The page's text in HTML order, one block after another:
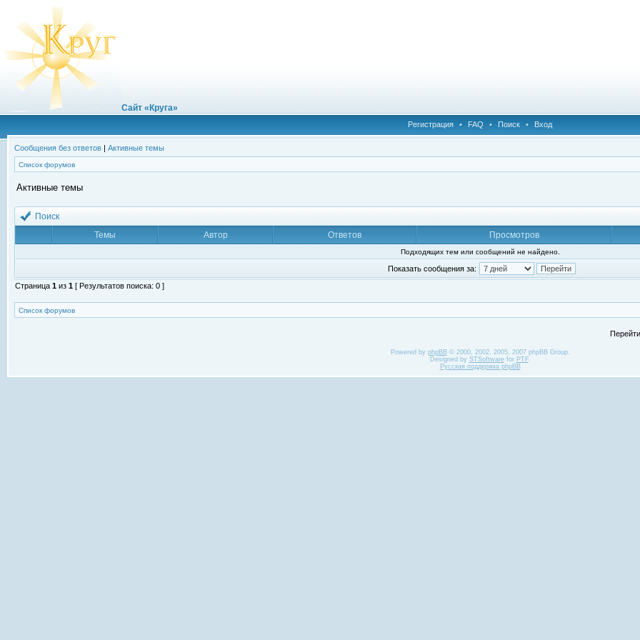
Сайт «Круга»
Регистрация • FAQ • Поиск • Вход
Сообщения без ответов | Активные темы
Список форумов
Активные темы
Поиск
Темы
Автор Ответов Просмотров
Подходящих тем или сообщений не найдено.
Показать сообщения за:
Страница 1 из 1 [ Результатов поиска: 0 ]
Список форумов
Powered by phpBB© 2000, 2002, 2005, 2007 phpBB Group.
Designed by STSoftwarefor PTF.
Русская поддержка phpBB